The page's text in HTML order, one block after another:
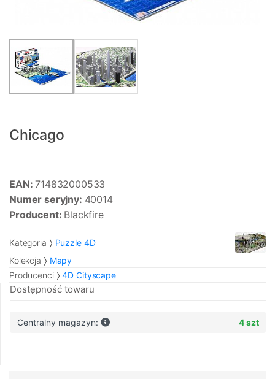
Chicago
EAN: 714832000533
Numer seryjny: 40014
Producent: Blackfire
Kategoria
Puzzle 4D
Kolekcja
Mapy
Producenci
4D Cityscape
Dostępność towaru
Centralny magazyn: 4 szt